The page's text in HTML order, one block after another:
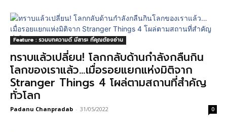
Feature : รวมบทความดี มีสาระ ที่คุณต้องอ่าน
ทราบแล้วเปลี่ยน! โลกกลับด้านกำลังกลืนกิน
โลกของเราแล้ว…เมื่อรอยแยกแห่งมิติจาก
Stranger Things 4 โผล่ตามสถานที่สำคัญ
ทั่วโลก
Padanu Chanpradab - 31/05/2022 0